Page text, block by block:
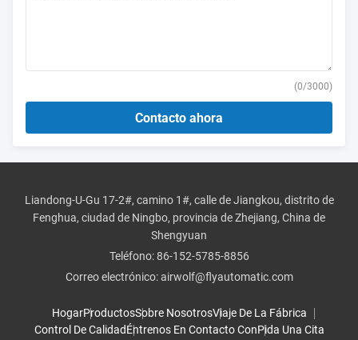
(0/3000)
Contacto ahora
Liandong-U-Gu 17-2#, camino 1#, calle de Jiangkou, distrito de
Fenghua, ciudad de Ningbo, provincia de Zhejiang, China de
Shengyuan
Teléfono:86-152-5785-8856
Correo electrónico:airwolf@flyautomatic.com
HogarProductosSobre NosotrosViaje De La Fábrica
Control De CalidadÉntrenos En Contacto ConPida Una Cita